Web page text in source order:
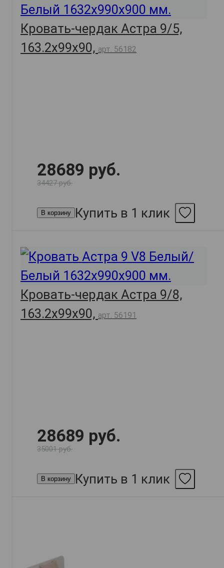
Кровать-чердак Астра 9/5,
163.2х99х90, арт. 56182
28689 руб.
34427 руб.
В корзину Купить в 1 клик
Кровать-чердак Астра 9/8,
163.2х99х90, арт. 56191
28689 руб.
35001 руб.
В корзину Купить в 1 клик